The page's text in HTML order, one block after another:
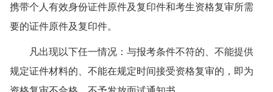
携带个人有效身份证件原件及复印件和考生资格复审所需
要的证件原件及复印件。
凡出现以下任一情况：与报考条件不符的、不能提供
规定证件材料的、不能在规定时间接受资格复审的，即为